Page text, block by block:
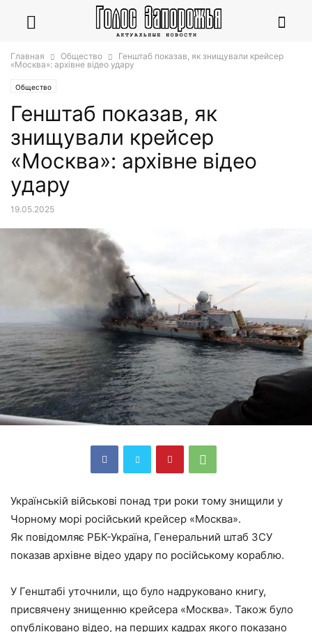
Главная Общество
Генштаб показав, як знищували крейсер
«Москва»: архівне відео удару
Общество
Генштаб показав, як
знищували крейсер
«Москва»: архівне відео
удару
19.05.2025
Українській військові понад три роки тому знищили у
Чорному морі російський крейсер «Москва».
Як повідомляє РБК-Україна, Генеральний штаб ЗСУ
показав архівне відео удару по російському кораблю.
У Генштабі уточнили, що було надруковано книгу,
присвячену знищенню крейсера «Москва». Також було
опубліковано відео, на перших кадрах якого показано